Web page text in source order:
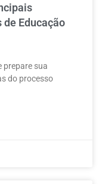
Educação
prepare sua
do processo